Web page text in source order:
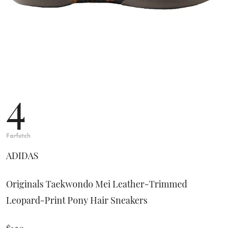
4
Farfetch
ADIDAS
Originals Taekwondo Mei Leather-Trimmed
Leopard-Print Pony Hair Sneakers